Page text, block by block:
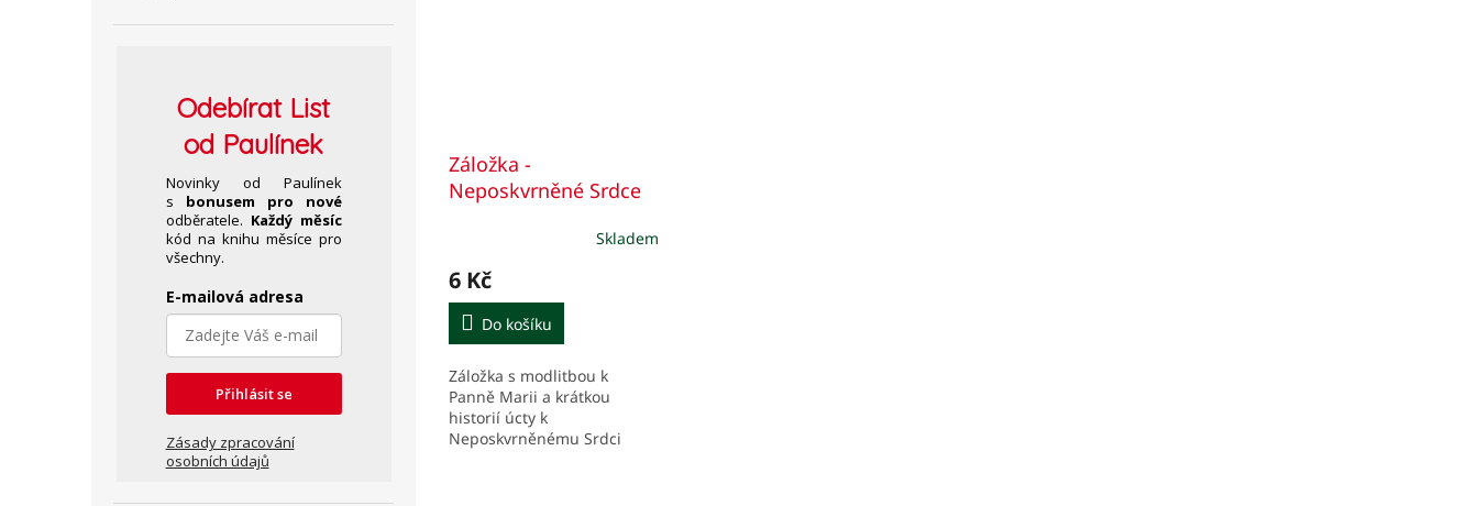
OdebíratList
od Paulínek
Novinky od Paulínek
s bonusem pro nové
odběratele. Každý měsíc
kód na knihu měsíce pro
všechny.
E-mailová adresa
Přihlásit se
Zásady zpracování
osobních údajů
Záložka -
Neposkvrněné Srdce
Skladem
6 Kč
Do košíku
Záložka s modlitbou k
Panně Marii a krátkou
historií úcty k
Neposkvrněnému Srdci